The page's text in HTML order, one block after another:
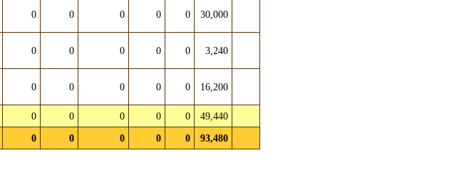
0 0 0 0 0 30,000
0 0 0 0 0 3,240
0 0 0 0 0 16,200
0 0 0 0 0
49,440
0 0 0 0 0 93,480